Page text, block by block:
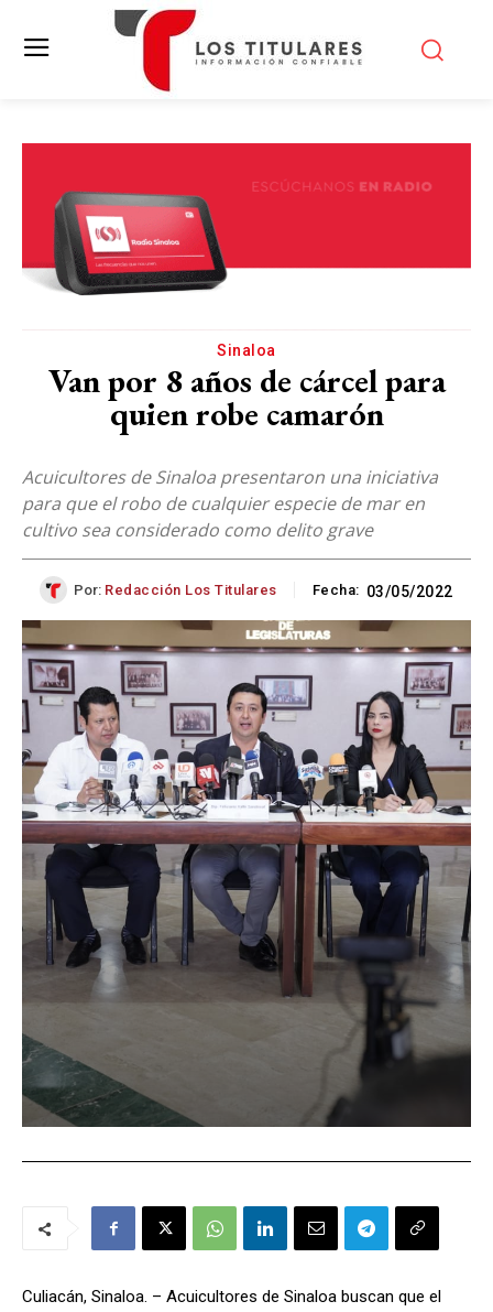
Sinaloa
Van por 8 años de cárcel para
quien robe camarón
Acuicultores de Sinaloa presentaron una iniciativa
para que el robo de cualquier especie de mar en
cultivo sea considerado como delito grave
Por: Redacción Los Titulares Fecha: 03/05/2022
Culiacán, Sinaloa. – Acuicultores de Sinaloa buscan que el